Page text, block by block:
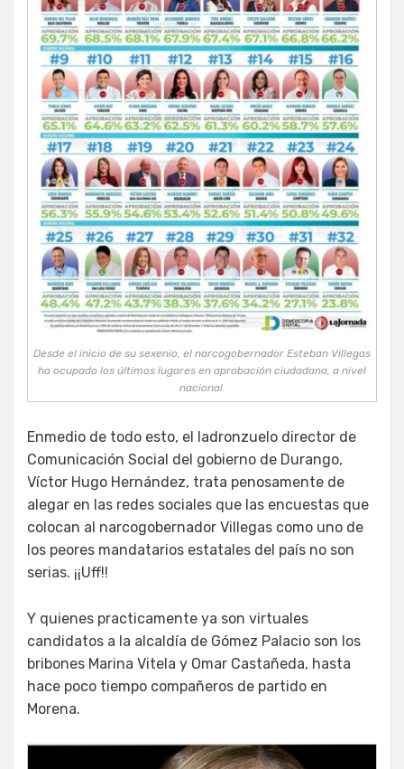
Desde el inicio de su sexenio, el narcogobernador Esteban Villegas
ha ocupado los últimos lugares en aprobación ciudadana, a nivel
nacional.
Enmedio de todo esto, el ladronzuelo director de
Comunicación Social del gobierno de Durango,
Víctor Hugo Hernández, trata penosamente de
alegar en las redes sociales que las encuestas que
colocan al narcogobernador Villegas como uno de
los peores mandatarios estatales del país no son
serias. ¡¡Uff!!
Y quienes practicamente ya son virtuales
candidatos a la alcaldía de Gómez Palacio son los
bribones Marina Vitela y Omar Castañeda, hasta
hace poco tiempo compañeros de partido en
Morena.